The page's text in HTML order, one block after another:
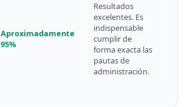
Aproximadamente
95%
Resultados
excelentes. Es
indispensable
cumplir de
forma exacta las
pautas de
administración.